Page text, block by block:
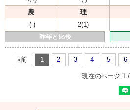
農
理
-(-)
2(1)
昨年と比較
«前 1 2 3 4 5 6
現在のページ 1 /